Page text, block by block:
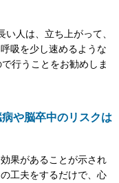
人は、立ち上がって、
吸を少し速めるような
行うことをお勧めしま
や脳卒中のリスクは
果があることが示され
工夫をするだけで、心